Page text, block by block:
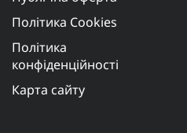
Політика Cookies
Політика
конфіденційності
Карта сайту